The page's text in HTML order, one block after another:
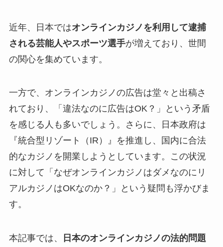
近年、日本ではオンラインカジノを利用して逮捕
される芸能人やスポーツ選手が増えており、世間
の関心を集めています。
一方で、オンラインカジノの広告は堂々と出稿さ
れており、「違法なのに広告はOK？」という矛盾
を感じる人も多いでしょう。さらに、日本政府は
『統合型リゾート（IR）』を推進し、国内に合法
的なカジノを開業しようとしています。この状況
に対して「なぜオンラインカジノはダメなのにリ
アルカジノはOKなのか？」という疑問も浮かびま
す。
本記事では、
日本のオンラインカジノの法的問題